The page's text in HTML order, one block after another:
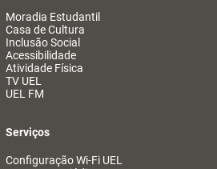
Moradia Estudantil
Casa de Cultura
Inclusão Social
Acessibilidade
Atividade Física
TV UEL
UEL FM
Serviços
Configuração Wi-Fi UEL